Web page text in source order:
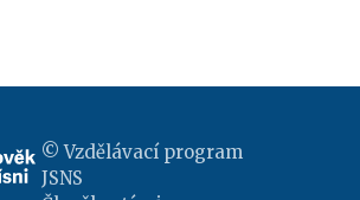
© Vzdělávací program
JSNS